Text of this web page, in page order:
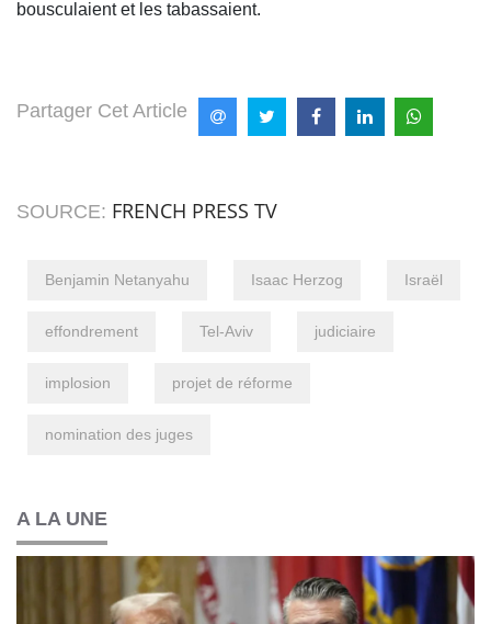
bousculaient et les tabassaient.
Partager Cet Article
SOURCE: FRENCH PRESS TV
Benjamin Netanyahu Isaac Herzog Israël
effondrement Tel-Aviv judiciaire
implosion projet de réforme
nomination des juges
A LA UNE